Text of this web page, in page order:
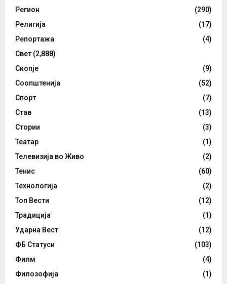
Регион
(290)
Религија
(17)
Репортажа
(4)
Свет (2,888)
Скопје
(9)
Соопштенија
(52)
Спорт
(7)
Став
(13)
Стории
(3)
Театар
(1)
Телевизија во Живо
(2)
Тенис
(60)
Технологија
(2)
Топ Вести
(12)
Традиција
(1)
Ударна Вест
(12)
ФБ Статуси
(103)
Филм
(4)
Филозофија
(1)